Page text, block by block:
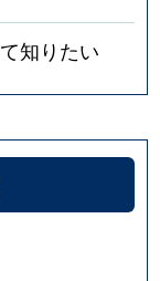
知りたい